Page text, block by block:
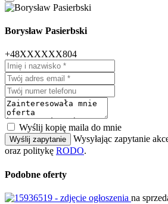
Borysław Pasierbski
+48XXXXXX804
Wyślij kopię maila do mnie
Wyślij zapytanie Wysyłając zapytanie
oraz politykę RODO.
Podobne oferty
na